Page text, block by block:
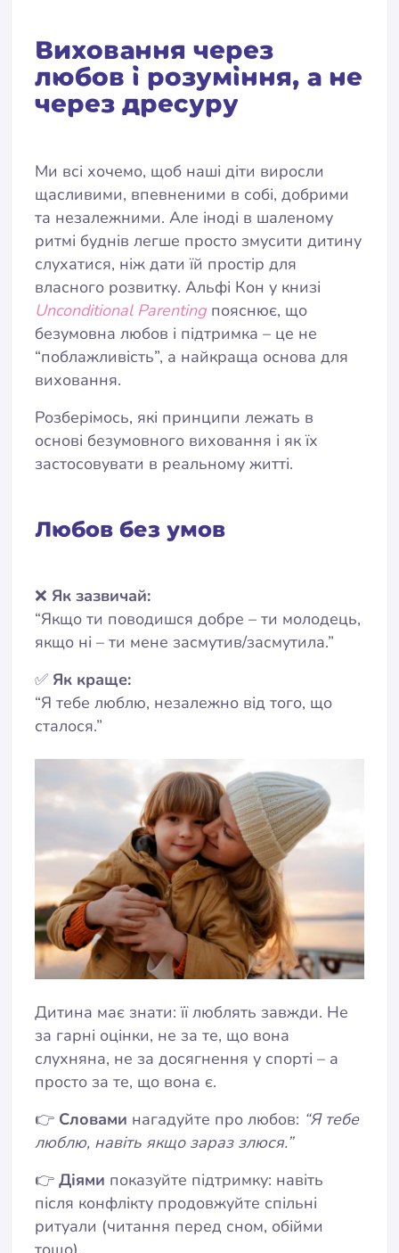
Виховання через
любов і розуміння, а не
через дресуру
Ми всі хочемо, щоб наші діти виросли
щасливими, впевненими в собі, добрими
та незалежними. Але іноді в шаленому
ритмі буднів легше просто змусити дитину
слухатися, ніж дати їй простір для
власного розвитку. Альфі Кон у книзі
Unconditional Parenting пояснює, що
безумовна любов і підтримка – це не
“поблажливість”, а найкраща основа для
виховання.
Розберімось, які принципи лежать в
основі безумовного виховання і як їх
застосовувати в реальному житті.
Любов без умов
❌ Як зазвичай:
“Якщо ти поводишся добре – ти молодець,
якщо ні – ти мене засмутив/засмутила.”
✅ Як краще:
“Я тебе люблю, незалежно від того, що
сталося.”
Дитина має знати: її люблять завжди. Не
за гарні оцінки, не за те, що вона
слухняна, не за досягнення у спорті – а
просто за те, що вона є.
👉 Словами нагадуйте про любов: “Я тебе
люблю, навіть якщо зараз злюся.”
👉 Діями показуйте підтримку: навіть
після конфлікту продовжуйте спільні
ритуали (читання перед сном, обійми